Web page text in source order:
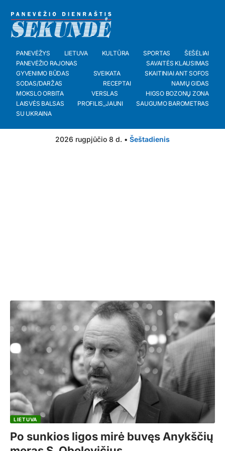
PANEVĖŽYS LIETUVA KULTŪRA SPORTAS
ŠEŠĖLIAI
PANEVĖŽIO RAJONAS
SAVAITĖS KLAUSIMAS
GYVENIMO BŪDAS
SVEIKATA
SKAITINIAI ANT SOFOS
SODAS/DARŽAS
RECEPTAI
NAMŲ GIDAS
MOKSLO ORBITA
VERSLAS
HIGSO BOZONŲ ZONA
LAISVĖS BALSAS
PROFILIS_JAUNI
SAUGUMO BAROMETRAS
SU UKRAINA
2026 rugpjūčio 8 d. • Šeštadienis
LIETUVA
Po sunkios ligos mirė buvęs Anykščių